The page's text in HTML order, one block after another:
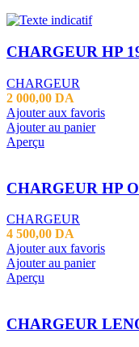
CHARGEUR HP
CHARGEUR
2 000,00 DA
Ajouter aux favoris
Ajouter au panier
Aperçu
CHARGEUR HP
CHARGEUR
4 500,00 DA
Ajouter aux favoris
Ajouter au panier
Aperçu